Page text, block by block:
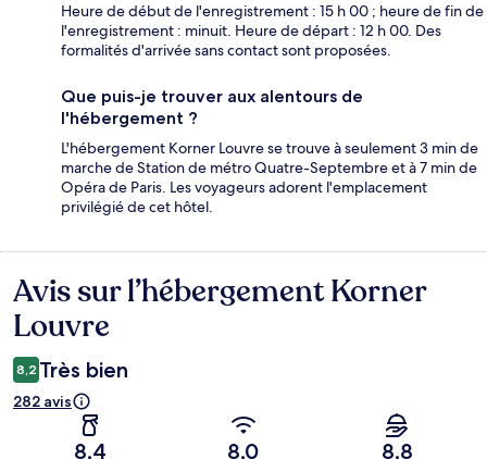
Heure de début de l'enregistrement : 15 h 00 ; heure de fin de
l'enregistrement : minuit. Heure de départ : 12 h 00. Des
formalités d'arrivée sans contact sont proposées.
Que puis-je trouver aux alentours de
l'hébergement ?
L'hébergement Korner Louvre se trouve à seulement 3 min de
marche de Station de métro Quatre-Septembre et à 7 min de
Opéra de Paris. Les voyageurs adorent l'emplacement
privilégié de cet hôtel.
Avis
Avis sur l’hébergement Korner
Louvre
8,2 Très bien
282 avis
8,4 8,0 8,8